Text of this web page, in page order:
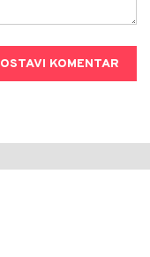
OSTAVI KOMENTAR